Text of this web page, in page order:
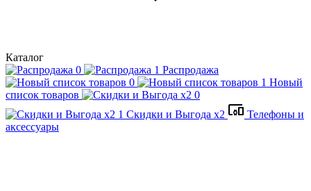
Каталог
Распродажа
Новый
список товаров
Скидки и Выгода x2
Телефоны и
аксессуары